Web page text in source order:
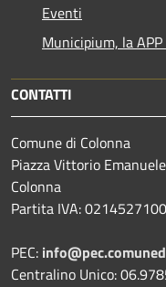
Eventi
Municipium, la
CONTATTI
Comune di Colonna
Piazza Vittorio
Colonna
Partita IVA:
PEC:
Centralino Unico: